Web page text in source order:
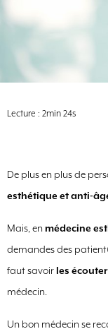
Lecture : 2min 24s
De plus en plus de
esthétique et anti-
Mais, en médecine
demandes des
faut savoir les
médecin.
Un bon médecin se